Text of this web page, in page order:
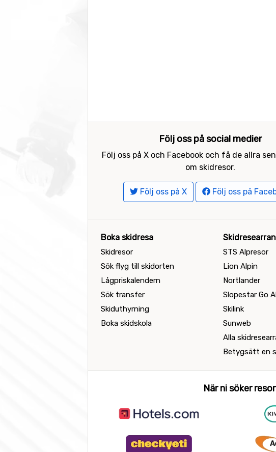
Följ oss på social medier
Följ oss på X och Facebook och få de allra
om skidresor.
Följ oss på X Följ oss på
Boka skidresa
Skidresor
Sök flyg till skidorten
Lågpriskalendern
Sök transfer
Skiduthyrning
Boka skidskola
STS Alpresor
Lion Alpin
Nortlander
Slopestar Go
Skilink
Sunweb
Alla
Betygsätt en
När ni söker